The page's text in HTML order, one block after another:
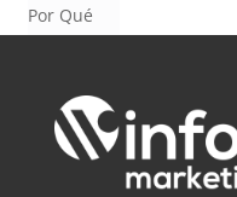
Por Qué
Sigue
Canal con
Mejor ROI